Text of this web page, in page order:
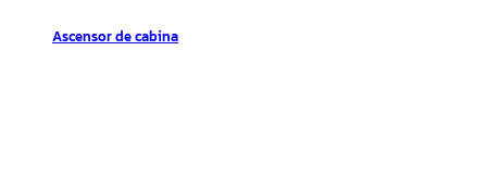
Ascensor de cabina